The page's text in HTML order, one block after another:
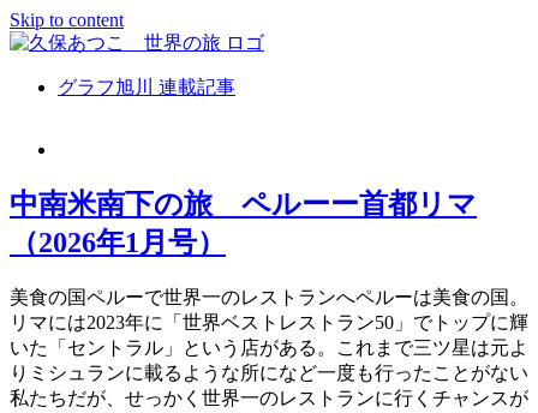
Skip to content
グラフ旭川 連載記事
中南米南下の旅 ペルーー首都リマ
（2026年1月号）
美食の国ペルーで世界一のレストランへペルーは美食の国。
リマには2023年に「世界ベストレストラン50」でトップに輝
いた「セントラル」という店がある。これまで三ツ星は元よ
りミシュランに載るような所になど一度も行ったことがない
私たちだが、せっかく世界一のレストランに行くチャンスが